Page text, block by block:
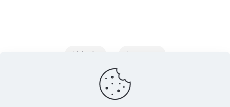
LinkedIn Instagram